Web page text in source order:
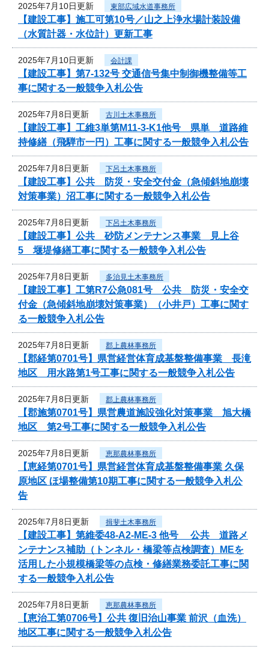
2025年7月10日更新 東部広域水道事務所
【建設工事】施工可第10号／山之上浄水場計装設備
（水質計器・水位計）更新工事
2025年7月10日更新 会計課
【建設工事】第7-132号 交通信号集中制御機整備等工
事に関する一般競争入札公告
2025年7月8日更新 古川土木事務所
【建設工事】工維3単第M11-3-K1他号 県単 道路維
持修繕（飛騨市一円）工事に関する一般競争入札公告
2025年7月8日更新 下呂土木事務所
【建設工事】公共 防災・安全交付金（急傾斜地崩壊
対策事業）沼工事に関する一般競争入札公告
2025年7月8日更新 下呂土木事務所
【建設工事】公共 砂防メンテナンス事業 見上谷
5 堰堤修繕工事に関する一般競争入札公告
2025年7月8日更新 多治見土木事務所
【建設工事】工第R7公急081号 公共 防災・安全交
付金（急傾斜地崩壊対策事業）（小井戸）工事に関す
る一般競争入札公告
2025年7月8日更新 郡上農林事務所
【郡経第0701号】県営経営体育成基盤整備事業 長滝
地区 用水路第1号工事に関する一般競争入札公告
2025年7月8日更新 郡上農林事務所
【郡施第0701号】県営農道施設強化対策事業 旭大橋
地区 第2号工事に関する一般競争入札公告
2025年7月8日更新 恵那農林事務所
【恵経第0701号】県営経営体育成基盤整備事業 久保
原地区 ほ場整備第10期工事に関する一般競争入札公
告
2025年7月8日更新 揖斐土木事務所
【建設工事】第維委48-A2-ME-3 他号 公共 道路メ
ンテナンス補助（トンネル・橋梁等点検調査）MEを
活用した小規模橋梁等の点検・修繕業務委託工事に関
する一般競争入札公告
2025年7月8日更新 恵那農林事務所
【恵治工第0706号】公共 復旧治山事業 前沢（血洗）
地区工事に関する一般競争入札公告